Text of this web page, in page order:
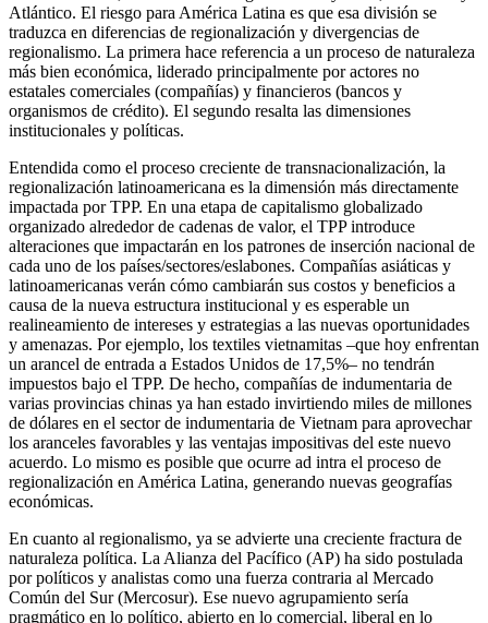
Atlántico. El riesgo para América Latina es que esa división se
traduzca en diferencias de regionalización y divergencias de
regionalismo. La primera hace referencia a un proceso de naturaleza
más bien económica, liderado principalmente por actores no
estatales comerciales (compañías) y financieros (bancos y
organismos de crédito). El segundo resalta las dimensiones
institucionales y políticas.
Entendida como el proceso creciente de transnacionalización, la
regionalización latinoamericana es la dimensión más directamente
impactada por TPP. En una etapa de capitalismo globalizado
organizado alrededor de cadenas de valor, el TPP introduce
alteraciones que impactarán en los patrones de inserción nacional de
cada uno de los países/sectores/eslabones. Compañías asiáticas y
latinoamericanas verán cómo cambiarán sus costos y beneficios a
causa de la nueva estructura institucional y es esperable un
realineamiento de intereses y estrategias a las nuevas oportunidades
y amenazas. Por ejemplo, los textiles vietnamitas –que hoy enfrentan
un arancel de entrada a Estados Unidos de 17,5%– no tendrán
impuestos bajo el TPP. De hecho, compañías de indumentaria de
varias provincias chinas ya han estado invirtiendo miles de millones
de dólares en el sector de indumentaria de Vietnam para aprovechar
los aranceles favorables y las ventajas impositivas del este nuevo
acuerdo. Lo mismo es posible que ocurre ad intra el proceso de
regionalización en América Latina, generando nuevas geografías
económicas.
En cuanto al regionalismo, ya se advierte una creciente fractura de
naturaleza política. La Alianza del Pacífico (AP) ha sido postulada
por políticos y analistas como una fuerza contraria al Mercado
Común del Sur (Mercosur). Ese nuevo agrupamiento sería
pragmático en lo político, abierto en lo comercial, liberal en lo